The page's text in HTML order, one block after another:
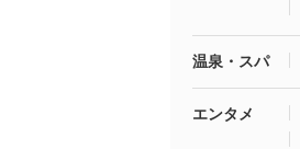
温泉・スパ
エンタメ